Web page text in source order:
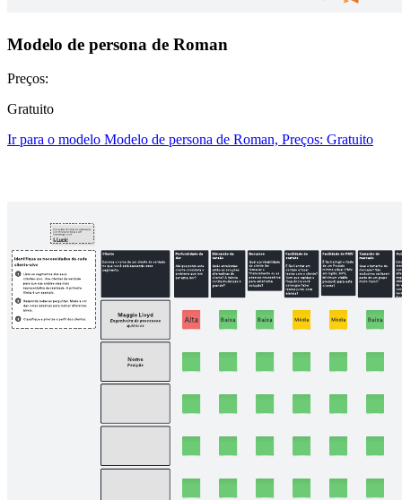
Modelo de persona de Roman
Preços:
Gratuito
Ir para o modelo Modelo de persona de Roman, Preços: Gratuito